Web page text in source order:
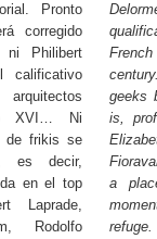
Pronto
corregido
ni Philibert
calificativo
XVI… Ni
de frikis se
es decir,
en el top
Laprade,
Rodolfo
geeks
is,
a